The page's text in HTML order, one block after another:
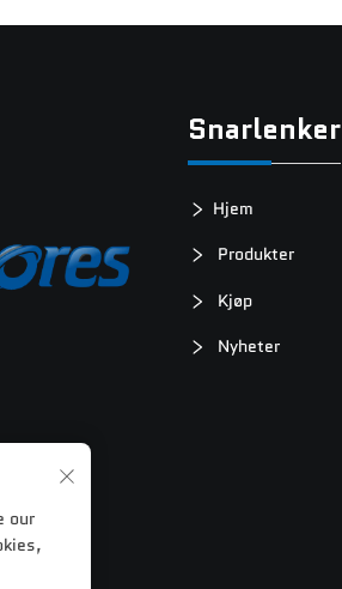
Snarlenker
Hjem
Produkter
Kjøp
Nyheter
our